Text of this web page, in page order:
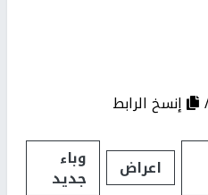
إنسخ الرابط
اعراض وباء
جديد